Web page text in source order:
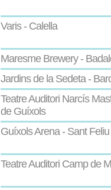
Varis - Calella
Maresme Brewery -
Jardins de la Sedeta -
Teatre Auditori Narcís
de Guíxols
Guíxols Arena - Sant
Teatre Auditori Camp de